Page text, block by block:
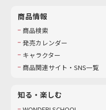
商品情報
商品検索
発売カレンダー
キャラクター
商品関連サイト・SNS一覧
知る・楽しむ